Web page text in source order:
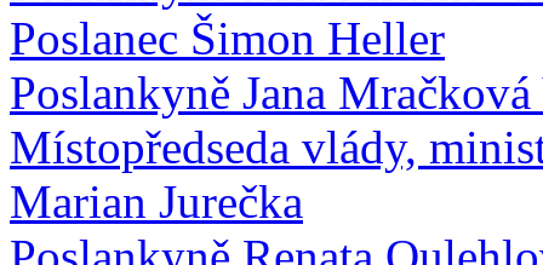
Poslanec Šimon Heller
Poslankyně Jana
Místopředseda vlády,
Marian Jurečka